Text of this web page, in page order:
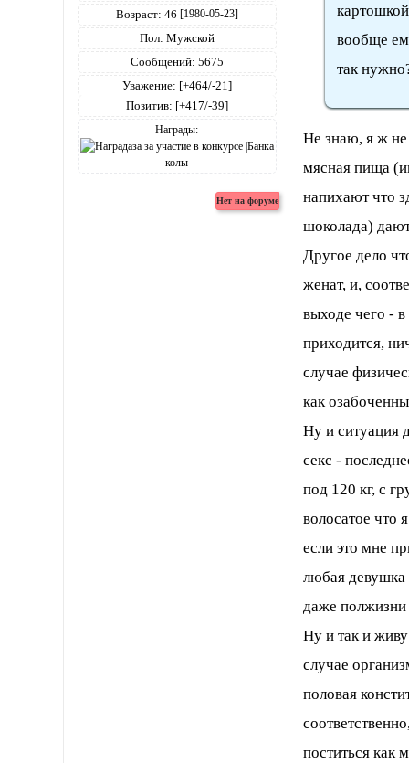
Возраст: 46 [1980-05-23]
Пол: Мужской
Сообщений: 5675
Уважение: [+464/-21]
Позитив: [+417/-39]
Награды:
вообще ем
так
Не знаю, я ж не
мясная пища
напихают что
шоколада)
Другое дело
женат, и,
выходе чего -
приходится,
случае
как
Ну и ситуация
секс -
под 120 кг, с
волосатое что
если это мне
любая девушка
даже полжизни
Ну и так и живу
случае
половая
поститься как